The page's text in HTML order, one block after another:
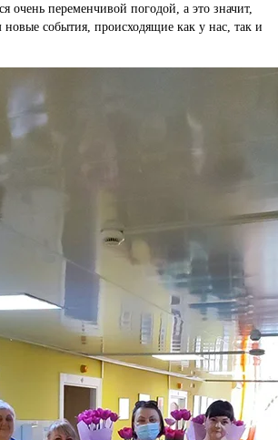
очень переменчивой погодой, а это значит,
события, происходящие как у нас, так и